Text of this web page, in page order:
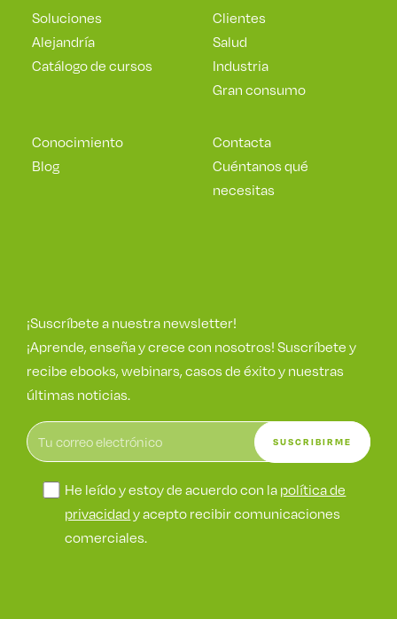
Soluciones
Alejandría
Catálogo de cursos
Clientes
Salud
Industria
Gran consumo
Conocimiento
Blog
Contacta
Cuéntanos qué
necesitas
¡Suscríbete a nuestra newsletter!
¡Aprende, enseña y crece con nosotros! Suscríbete y
recibe ebooks, webinars, casos de éxito y nuestras
últimas noticias.
He leído y estoy de acuerdo con lapolítica de
privacidady acepto recibir comunicaciones
comerciales.